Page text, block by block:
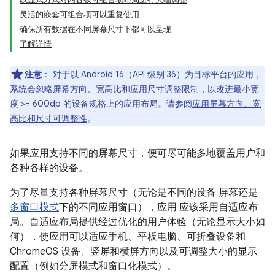
灵活的嵌套可组合项可以重复使用
确保所有数据在不同屏幕尺寸下都可以呈现
了解详情
注意 ： 对于以 Android 16（API 级别 36）为目标平台的应用，
系统会忽略屏幕方向、宽高比和应用尺寸调整限制，以改进最小宽
度 >= 600dp 的设备规格上的应用布局。请参阅应用屏幕方向、宽
高比和尺寸可调整性。
如果应用支持不同的屏幕尺寸，便可尽可能多地覆盖用户和
各种各样的设备。
为了尽量支持各种屏幕尺寸（无论是不同的设备 屏幕还是
多窗口模式下的不同应用窗口），应用 应该采用自适应布
局。自适应布局提供经过优化的用户体验（无论显示大小如
何），使应用可以适应手机、平板电脑、可折叠设备和
ChromeOS 设备、竖屏和横屏方向以及可调整大小的显示
配置（例如分屏模式和窗口化模式）。